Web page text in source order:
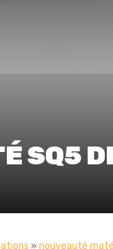
SQ5
» nouveauté